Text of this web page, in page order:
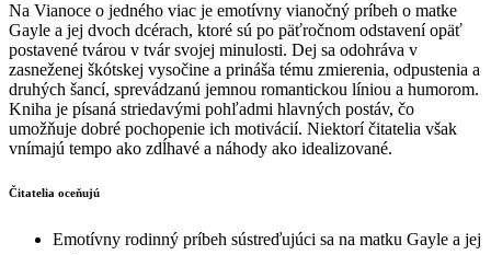
Na Vianoce o jedného viac je emotívny vianočný príbeh o matke
Gayle a jej dvoch dcérach, ktoré sú po päťročnom odstavení opäť
postavené tvárou v tvár svojej minulosti. Dej sa odohráva v
zasneženej škótskej vysočine a prináša tému zmierenia, odpustenia a
druhých šancí, sprevádzanú jemnou romantickou líniou a humorom.
Kniha je písaná striedavými pohľadmi hlavných postáv, čo
umožňuje dobré pochopenie ich motivácií. Niektorí čitatelia však
vnímajú tempo ako zdĺhavé a náhody ako idealizované.
Čitatelia oceňujú
Emotívny rodinný príbeh sústreďujúci sa na matku Gayle a jej